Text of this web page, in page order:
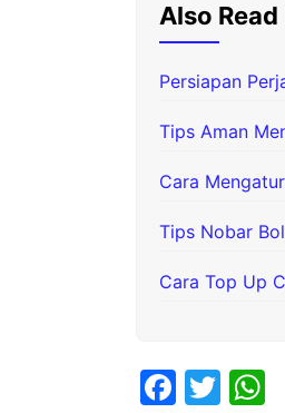
Also Read
Persiapan
Tips Aman
Cara
Tips Nobar
Cara Top Up
F
T